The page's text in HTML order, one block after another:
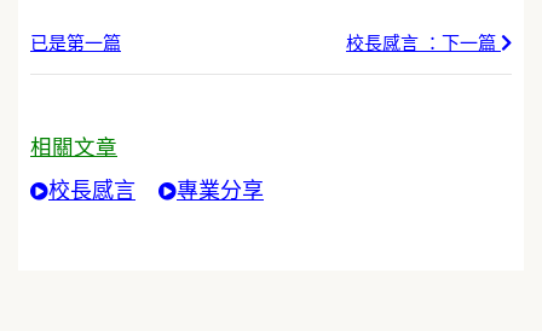
已是第一篇 校長感言 ：下一篇
相關文章
校長感言
專業分享